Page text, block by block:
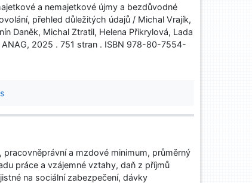
a nemajetkové újmy a bezdůvodné
přehled důležitých údajů / Michal Vrajík,
Daněk, Michal Ztratil, Helena Přikrylová, Lada
2025 . 751 stran . ISBN 978-80-7554-
a mzdové minimum, průměrný
práce a vzájemné vztahy, daň z příjmů
na sociální zabezpečení, dávky